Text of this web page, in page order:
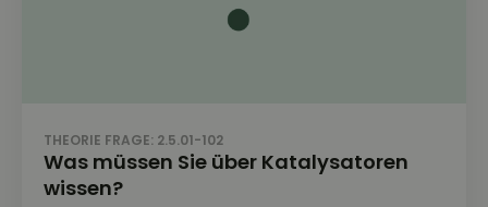
THEORIE FRAGE: 2.5.01-102
Was müssen Sie über Katalysatoren
wissen?